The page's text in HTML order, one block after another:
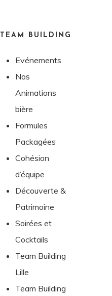
TEAM BUILDING
Evénements
Nos
Animations
bière
Formules
Packagées
Cohésion
d’équipe
Découverte &
Patrimoine
Soirées et
Cocktails
Team Building
Lille
Team Building